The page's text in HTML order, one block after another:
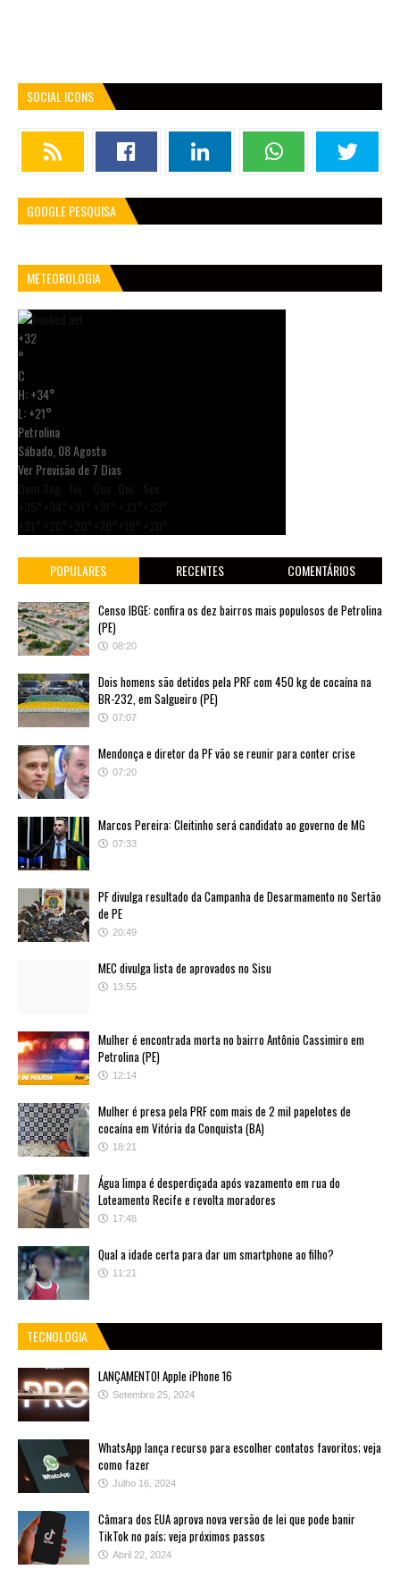
SOCIAL ICONS
GOOGLE PESQUISA
METEOROLOGIA
+32
°
C
H:+34°
L:+21°
Petrolina
Sábado, 08 Agosto
Ver Previsão de 7 Dias
POPULARES RECENTES COMENTÁRIOS
Censo IBGE: confira os dez bairros mais populosos de Petrolina
(PE)
08:20
Dois homens são detidos pela PRF com 450 kg de cocaína na
BR-232, em Salgueiro (PE)
07:07
Mendonça e diretor da PF vão se reunir para conter crise
07:20
Marcos Pereira: Cleitinho será candidato ao governo de MG
07:33
PF divulga resultado da Campanha de Desarmamento no Sertão
de PE
20:49
MEC divulga lista de aprovados no Sisu
13:55
Mulher é encontrada morta no bairro Antônio Cassimiro em
Petrolina (PE)
12:14
Mulher é presa pela PRF com mais de 2 mil papelotes de
cocaína em Vitória da Conquista (BA)
18:21
Água limpa é desperdiçada após vazamento em rua do
Loteamento Recife e revolta moradores
17:48
Qual a idade certa para dar um smartphone ao filho?
11:21
TECNOLOGIA
LANÇAMENTO! Apple iPhone 16
Setembro 25, 2024
WhatsApp lança recurso para escolher contatos favoritos; veja
como fazer
Julho 16, 2024
Câmara dos EUA aprova nova versão de lei que pode banir
TikTok no país; veja próximos passos
Abril 22, 2024